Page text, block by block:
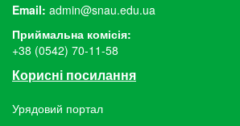
Email: admin@snau.edu.ua
Приймальна комісія:
+38 (0542) 70-11-58
Корисні посилання
Урядовий портал